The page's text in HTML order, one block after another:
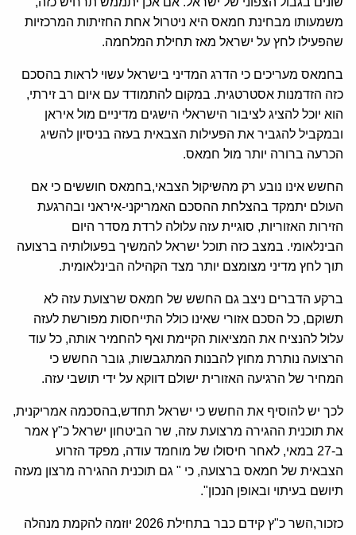
משמעותו מבחינת חמאס היא ניטרול אחת החזיתות המרכזיות
שהפעילו לחץ על ישראל מאז תחילת המלחמה.
בחמאס מעריכים כי הדרג המדיני בישראל עשוי לראות בהסכם
כזה הזדמנות אסטרטגית. במקום להתמודד עם איום רב זירתי,
הוא יוכל להציג לציבור הישראלי הישגים מדיניים מול איראן
ובמקביל להגביר את הפעילות הצבאית בעזה בניסיון להשיג
הכרעה ברורה יותר מול חמאס.
החשש אינו נובע רק מהשיקול הצבאי,בחמאס חוששים כי אם
העולם יתמקד בהצלחת ההסכם האמריקני-איראני ובהרגעת
הזירות האזוריות, סוגיית עזה עלולה לרדת מסדר היום
הבינלאומי. במצב כזה תוכל ישראל להמשיך בפעולותיה ברצועה
תוך לחץ מדיני מצומצם יותר מצד הקהילה הבינלאומית.
ברקע הדברים ניצב גם החשש של חמאס שרצועת עזה לא
תשוקם, כל הסכם אזורי שאינו כולל התייחסות מפורשת לעזה
עלול להנציח את המציאות הקיימת ואף להחמיר אותה, כל עוד
הרצועה נותרת מחוץ להבנות המתגבשות, גובר החשש כי
המחיר של הרגיעה האזורית ישולם דווקא על ידי תושבי עזה.
לכך יש להוסיף את החשש כי ישראל תחדש,בהסכמה אמריקנית,
את תוכנית ההגירה מרצועת עזה, שר הביטחון ישראל כ"ץ אמר
ב-27 במאי, לאחר חיסולו של מוחמד עודה, מפקד הזרוע
הצבאית של חמאס ברצועה, כי " גם תוכנית ההגירה מרצון מעזה
תיושם בעיתוי ובאופן הנכון".
כזכור,השר כ"ץ קידם כבר בתחילת 2026 יוזמה להקמת מנהלה